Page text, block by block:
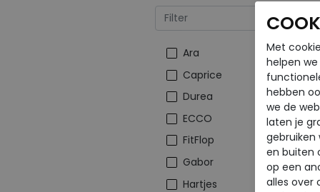
Ara
Caprice
Durea
ECCO
FitFlop
Gabor
Hartjes
Met
helpen we
hebben
we de
laten je
gebruiken
en buiten
op een
alles over